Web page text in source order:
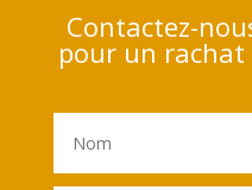
Contactez-
pour un rachat